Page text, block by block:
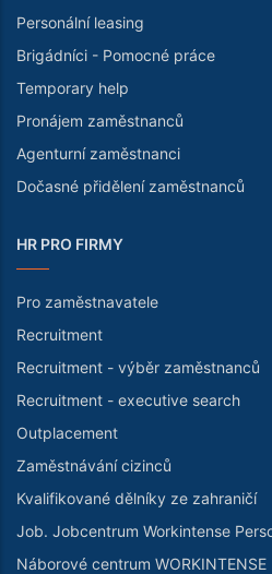
Personální leasing
Brigádníci - Pomocné práce
Temporary help
Pronájem zaměstnanců
Agenturní zaměstnanci
Dočasné přidělení zaměstnanců
HR PRO FIRMY
Pro zaměstnavatele
Recruitment
Recruitment - výběr zaměstnanců
Recruitment - executive search
Outplacement
Zaměstnávání cizinců
Kvalifikované dělníky ze zahraničí
Job. Jobcentrum Workintense
Náborové centrum WORKINTENSE